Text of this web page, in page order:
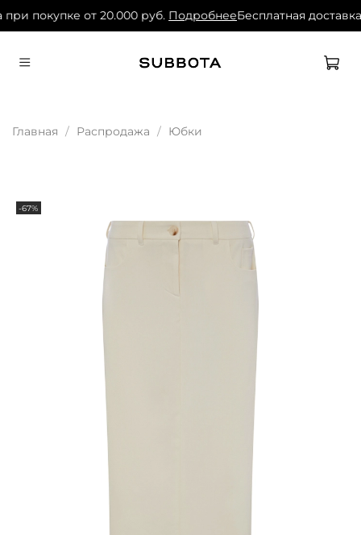
при покупке от 20.000 руб. ПодробнееБесплатная
Главная Распродажа Юбки
-67%